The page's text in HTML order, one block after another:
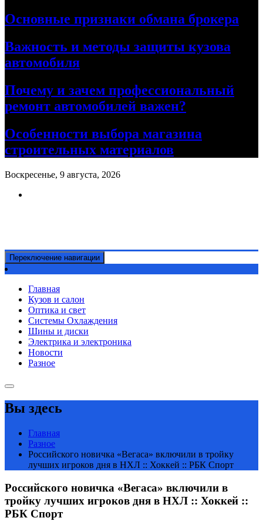
Основные признаки обмана брокера
Важность и методы защиты кузова
автомобиля
Почему и зачем профессиональный
ремонт автомобилей важен?
Особенности выбора магазина
строительных материалов
Воскресенье, 9 августа, 2026
Переключение навигации
Главная
Кузов и салон
Оптика и свет
Системы Охлаждения
Шины и диски
Электрика и электроника
Новости
Разное
Вы здесь
Главная
Разное
Российского новичка «Вегаса» включили в тройку
лучших игроков дня в НХЛ :: Хоккей :: РБК Спорт
Российского новичка «Вегаса» включили в
тройку лучших игроков дня в НХЛ :: Хоккей ::
РБК Спорт